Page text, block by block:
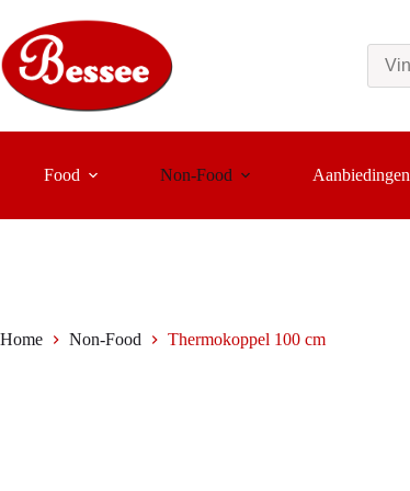
naar
de
inhoud
Food Non-Food Aanbiedingen
Home Non-Food Thermokoppel 100 cm